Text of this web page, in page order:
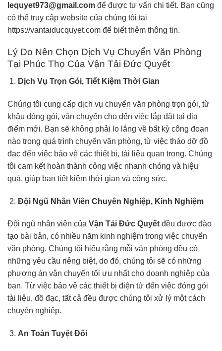
lequyet973@gmail.com để được tư vấn chi tiết. Bạn cũng
có thể truy cập website của chúng tôi tại
https://vantaiducquyet.com để biết thêm thông tin.
Lý Do Nên Chọn Dịch Vụ Chuyển Văn Phòng
Tại Phúc Thọ Của Vận Tải Đức Quyết
Dịch Vụ Trọn Gói, Tiết Kiệm Thời Gian
Chúng tôi cung cấp dịch vụ chuyển văn phòng trọn gói, từ
khâu đóng gói, vận chuyển cho đến việc lắp đặt tại địa
điểm mới. Bạn sẽ không phải lo lắng về bất kỳ công đoạn
nào trong quá trình chuyển văn phòng, từ việc tháo dỡ đồ
đạc đến việc bảo vệ các thiết bị, tài liệu quan trọng. Chúng
tôi cam kết hoàn thành công việc nhanh chóng và hiệu
quả, giúp bạn tiết kiệm thời gian và công sức.
Đội Ngũ Nhân Viên Chuyên Nghiệp, Kinh Nghiệm
Đội ngũ nhân viên của Vận Tải Đức Quyết đều được đào
tạo bài bản, có nhiều năm kinh nghiệm trong việc chuyển
văn phòng. Chúng tôi hiểu rằng mỗi văn phòng đều có
những yêu cầu riêng biệt, do đó, chúng tôi sẽ có những
phương án vận chuyển tối ưu nhất cho doanh nghiệp của
bạn. Từ việc bảo vệ các thiết bị điện tử đến việc đóng gói
tài liệu, đồ đạc, tất cả đều được chúng tôi xử lý một cách
chuyên nghiệp.
An Toàn Tuyệt Đối